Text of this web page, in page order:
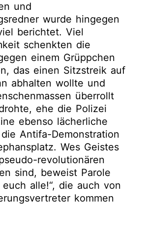
und
wurde hingegen
berichtet. Viel
schenkten die
einem Grüppchen
das einen Sitzstreik auf
abhalten wollte und
überrollt
ehe die Polizei
ebenso lächerliche
Antifa-Demonstration
Wes Geistes
revolutionären
sind, beweist Parole
euch alle!“, die auch von
kommen